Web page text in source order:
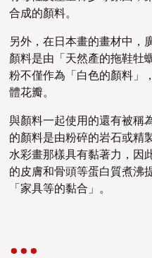
合成的顏料。
另外，在日本畫的畫材中，
顏料是由「天然產的拖鞋牡
粉不僅作為「白色的顏料」
體花瓣。
與顏料一起使用的還有被稱
的顏料是由粉碎的岩石或精
水彩畫那樣具有黏著力，因
的皮膚和骨頭等蛋白質煮沸
「家具等的黏合」。